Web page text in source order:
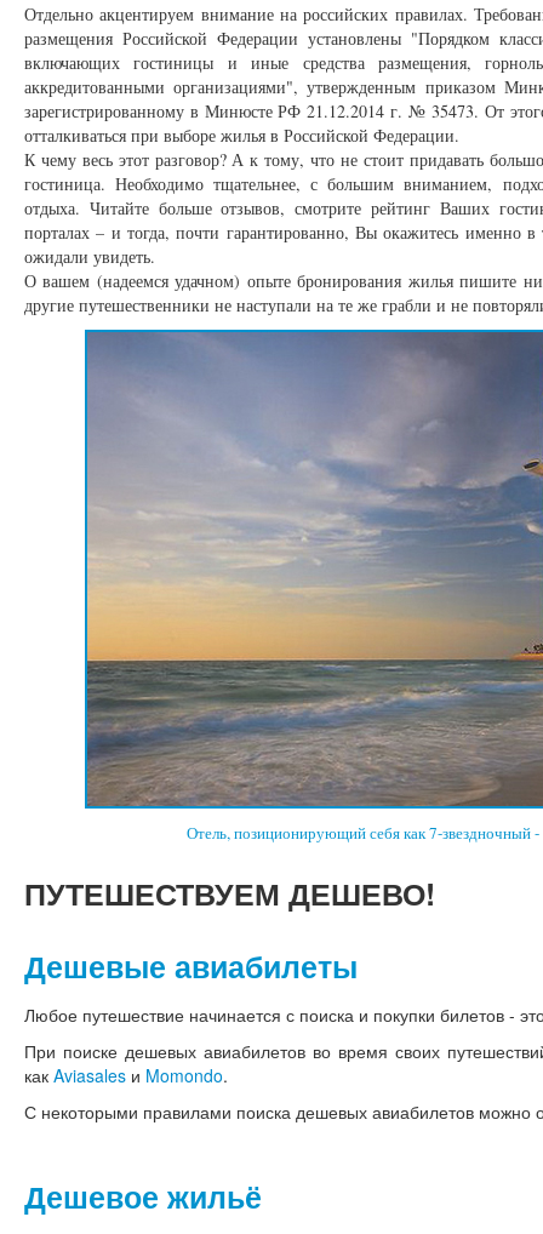
Отдельно акцентируем внимание на российских правилах.
размещения Российской Федерации установлены "Порядком
включающих гостиницы и иные средства размещения,
аккредитованными организациями", утвержденным приказом
зарегистрированному в Минюсте РФ 21.12.2014 г. № 35473. От
отталкиваться при выборе жилья в Российской Федерации.
К чему весь этот разговор? А к тому, что не стоит придавать
гостиница. Необходимо тщательнее, с большим вниманием,
отдыха. Читайте больше отзывов, смотрите рейтинг Ваших
порталах – и тогда, почти гарантированно, Вы окажитесь именно в
ожидали увидеть.
О вашем (надеемся удачном) опыте бронирования жилья пишите
другие путешественники не наступали на те же грабли и не
Отель, позиционирующий себя как 7-звездночный
ПУТЕШЕСТВУЕМ ДЕШЕВО!
Дешевые авиабилеты
Любое путешествие начинается с поиска и покупки билетов -
При поиске дешевых авиабилетов во время своих
как Aviasales и Momondo.
С некоторыми правилами поиска дешевых авиабилетов можно
Дешевое жильё